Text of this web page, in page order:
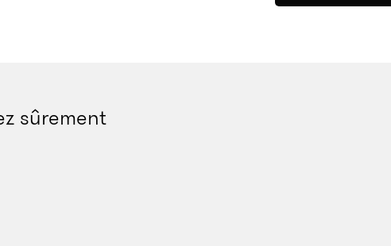
dérivés. Personne ne s’étonne que
ne pas exister.
sûrement